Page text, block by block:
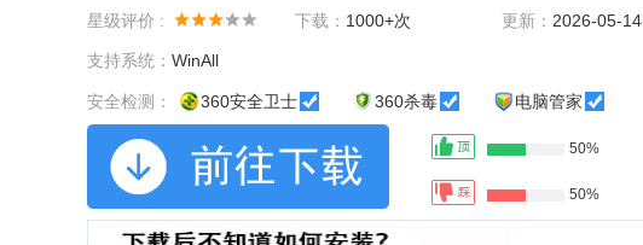
星级评价 : 下载： 1000+次 更新： 2026-05-14
支持系统： WinAll
安全检测： 360安全卫士 360杀毒 电脑管家
50%
50%